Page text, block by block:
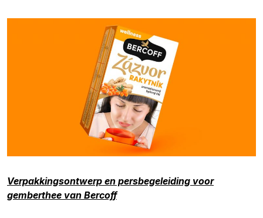
Verpakkingsontwerp en persbegeleiding voor
gemberthee van Bercoff